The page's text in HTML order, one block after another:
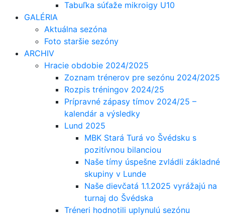
Tabuľka súťaže mikroigy U10
GALÉRIA
Aktuálna sezóna
Foto staršie sezóny
ARCHIV
Hracie obdobie 2024/2025
Zoznam trénerov pre sezónu 2024/2025
Rozpis tréningov 2024/25
Prípravné zápasy tímov 2024/25 –
kalendár a výsledky
Lund 2025
MBK Stará Turá vo Švédsku s
pozitívnou bilanciou
Naše tímy úspešne zvládli základné
skupiny v Lunde
Naše dievčatá 1.1.2025 vyrážajú na
turnaj do Švédska
Tréneri hodnotili uplynulú sezónu